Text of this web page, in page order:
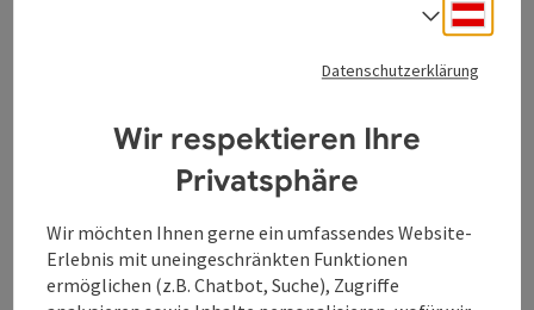
Beitrag merken: Oberer Hof zu Brand
Oberer Hof zu Brand
Der Biohof Oberer Hof zu Brand im Ort Au an der Donau
bietet Produkte wie Getreide, Milch, Nüsse, Öle, Ölsamen/
Ölsaaten zum Ab-Hof-Verkauf an.
Datenschutzerklärung
Wir respektieren Ihre
Privatsphäre
Wir möchten Ihnen gerne ein umfassendes Website-
Erlebnis mit uneingeschränkten Funktionen
ermöglichen (z.B. Chatbot, Suche), Zugriffe